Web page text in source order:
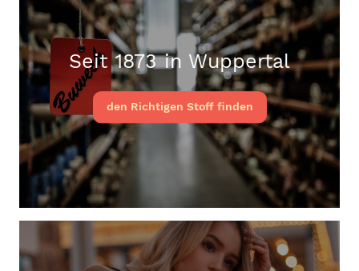
Seit 1873 in Wuppertal
den Richtigen Stoff finden